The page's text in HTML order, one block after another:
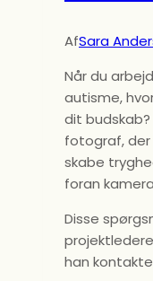
AfSara
Når du
autisme,
dit
fotograf,
skabe
foran
Disse
han